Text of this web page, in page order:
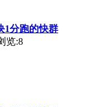
1分跑的快群
览:8